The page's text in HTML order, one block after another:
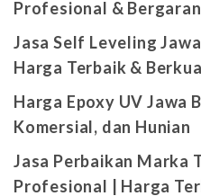
Profesional &
Jasa Self Leveling
Harga Terbaik &
Harga Epoxy UV Jawa
Komersial, dan Hunian
Jasa Perbaikan Marka
Profesional | Harga